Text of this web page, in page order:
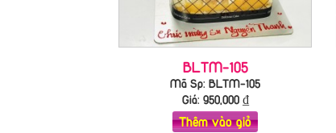
BLTM-105
Mã Sp: BLTM-105
Giá: 950,000₫
Thêm vào giỏ